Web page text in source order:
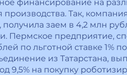
финансирование на
Так,
заем в 4,2 млн
Пермское предприятие,
по льготной ставке 1%
из Татарстана,
9,5% на покупку